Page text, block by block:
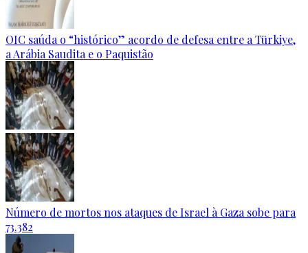
OIC saúda o “histórico” acordo de defesa entre a Türkiye,
a Arábia Saudita e o Paquistão
Número de mortos nos ataques de Israel à Gaza sobe para
73.382